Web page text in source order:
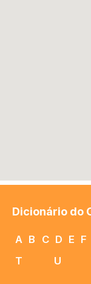
Dicionário do
A B C D E F
T
U